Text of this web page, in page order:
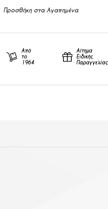
Προσθήκη στα Αγαπημένα
Από
το
1964
Αίτημα
Ειδικής
Παραγγελίας